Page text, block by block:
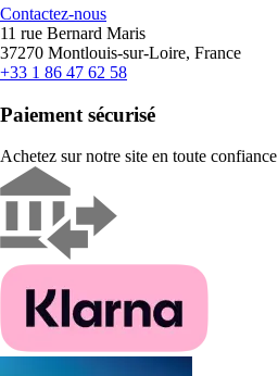
Contactez-nous
11 rue Bernard Maris
37270 Montlouis-sur-Loire, France
+33 1 86 47 62 58
Paiement sécurisé
Achetez sur notre site en toute confiance